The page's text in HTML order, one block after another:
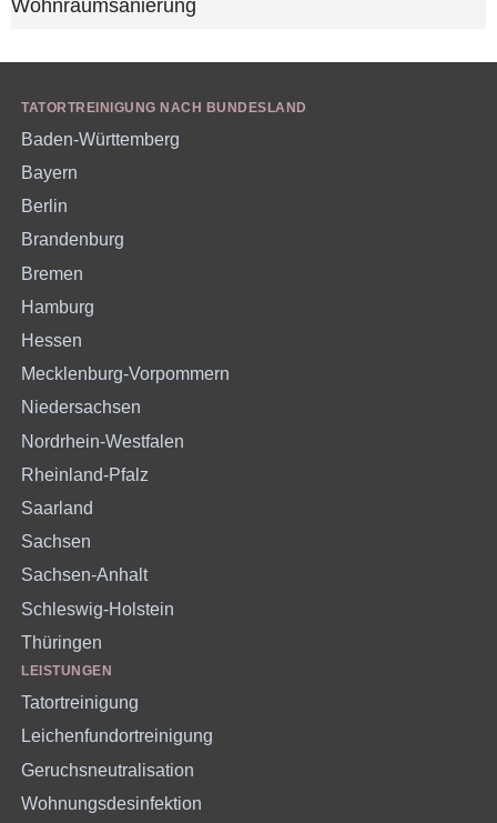
TATORTREINIGUNG NACH BUNDESLAND
Baden-Württemberg
Bayern
Berlin
Brandenburg
Bremen
Hamburg
Hessen
Mecklenburg-Vorpommern
Niedersachsen
Nordrhein-Westfalen
Rheinland-Pfalz
Saarland
Sachsen
Sachsen-Anhalt
Schleswig-Holstein
Thüringen
LEISTUNGEN
Tatortreinigung
Leichenfundortreinigung
Geruchsneutralisation
Wohnungsdesinfektion